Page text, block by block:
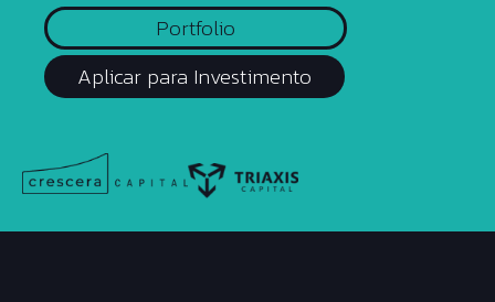
Portfolio
Aplicar para Investimento